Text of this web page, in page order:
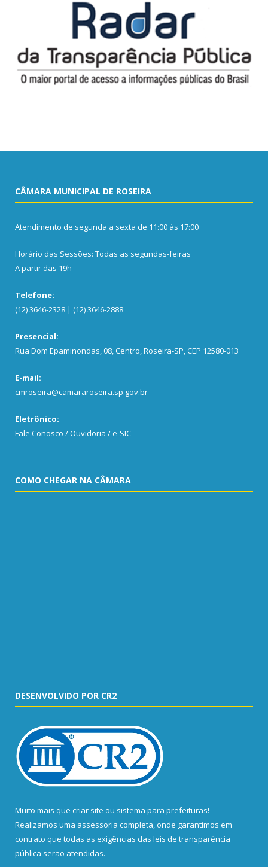
CÂMARA MUNICIPAL DE ROSEIRA
Atendimento de segunda a sexta de 11:00 às 17:00
Horário das Sessões: Todas as segundas-feiras
A partir das 19h
Telefone:
(12) 3646-2328 | (12) 3646-2888
Presencial:
Rua Dom Epaminondas, 08, Centro, Roseira-SP, CEP 12580-013
E-mail:
cmroseira@camararoseira.sp.gov.br
Eletrônico:
Fale Conosco / Ouvidoria / e-SIC
COMO CHEGAR NA CÂMARA
DESENVOLVIDO POR CR2
Muito mais que criar site ou sistema para prefeituras!
Realizamos uma assessoria completa, onde garantimos em
contrato que todas as exigências das leis de transparência
pública serão atendidas.